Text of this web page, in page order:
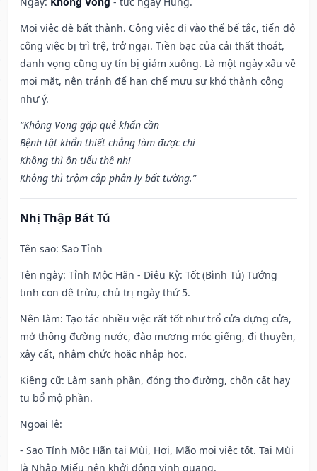
Mọi việc dễ bất thành. Công việc đi vào thế bế tắc, tiến độ
công việc bị trì trệ, trở ngại. Tiền bạc của cải thất thoát,
danh vọng cũng uy tín bị giảm xuống. Là một ngày xấu về
mọi mặt, nên tránh để hạn chế mưu sự khó thành công
như ý.
“Không Vong gặp quẻ khẩn cần
Bệnh tật khẩn thiết chẳng làm được chi
Không thì ôn tiểu thê nhi
Không thì trộm cắp phân ly bất tường.”
Nhị Thập Bát Tú
Tên sao: Sao Tỉnh
Tên ngày: Tỉnh Mộc Hãn - Diêu Kỳ: Tốt (Bình Tú) Tướng
tinh con dê trừu, chủ trị ngày thứ 5.
Nên làm: Tạo tác nhiều việc rất tốt như trổ cửa dựng cửa,
mở thông đường nước, đào mương móc giếng, đi thuyền,
xây cất, nhậm chức hoặc nhập học.
Kiêng cữ: Làm sanh phần, đóng thọ đường, chôn cất hay
tu bổ mộ phần.
Ngoại lệ:
- Sao Tỉnh Mộc Hãn tại Mùi, Hợi, Mão mọi việc tốt. Tại Mùi
là Nhập Miếu nên khởi động vinh quang.